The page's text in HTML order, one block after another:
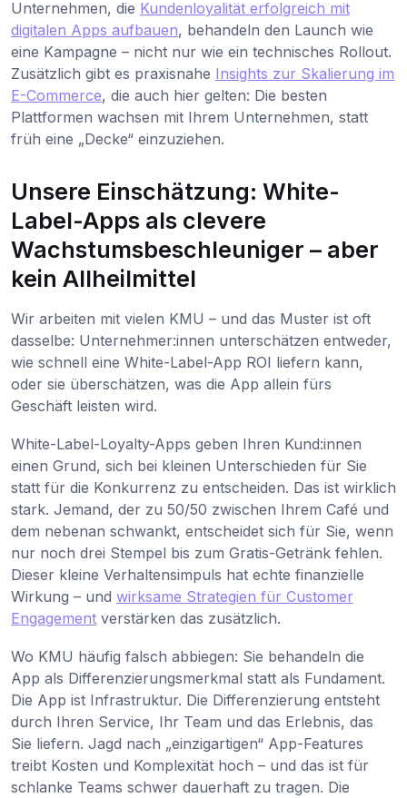
Unternehmen, die Kundenloyalität erfolgreich mit
digitalen Apps aufbauen, behandeln den Launch wie
eine Kampagne – nicht nur wie ein technisches Rollout.
Zusätzlich gibt es praxisnahe Insights zur Skalierung im
E-Commerce, die auch hier gelten: Die besten
Plattformen wachsen mit Ihrem Unternehmen, statt
früh eine „Decke“ einzuziehen.
Unsere Einschätzung: White-
Label-Apps als clevere
Wachstumsbeschleuniger – aber
kein Allheilmittel
Wir arbeiten mit vielen KMU – und das Muster ist oft
dasselbe: Unternehmer:innen unterschätzen entweder,
wie schnell eine White-Label-App ROI liefern kann,
oder sie überschätzen, was die App allein fürs
Geschäft leisten wird.
White-Label-Loyalty-Apps geben Ihren Kund:innen
einen Grund, sich bei kleinen Unterschieden für Sie
statt für die Konkurrenz zu entscheiden. Das ist wirklich
stark. Jemand, der zu 50/50 zwischen Ihrem Café und
dem nebenan schwankt, entscheidet sich für Sie, wenn
nur noch drei Stempel bis zum Gratis-Getränk fehlen.
Dieser kleine Verhaltensimpuls hat echte finanzielle
Wirkung – und wirksame Strategien für Customer
Engagement verstärken das zusätzlich.
Wo KMU häufig falsch abbiegen: Sie behandeln die
App als Differenzierungsmerkmal statt als Fundament.
Die App ist Infrastruktur. Die Differenzierung entsteht
durch Ihren Service, Ihr Team und das Erlebnis, das
Sie liefern. Jagd nach „einzigartigen“ App-Features
treibt Kosten und Komplexität hoch – und das ist für
schlanke Teams schwer dauerhaft zu tragen. Die